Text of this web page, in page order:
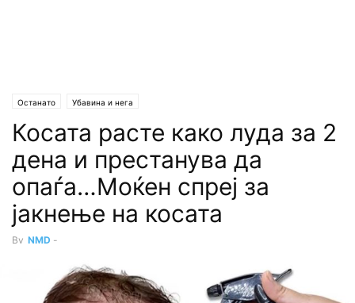
Останато Убавина и нега
Косата расте како луда за 2
дена и престанува да
опаѓа…Моќен спреј за
јакнење на косата
By NMD -